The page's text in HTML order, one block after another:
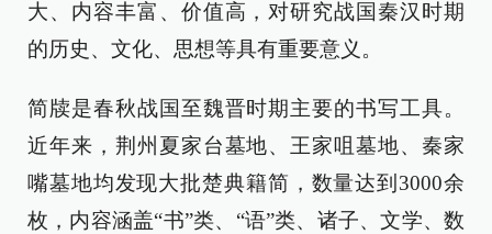
大、内容丰富、价值高，对研究战国秦汉时期
的历史、文化、思想等具有重要意义。
简牍是春秋战国至魏晋时期主要的书写工具。
近年来，荆州夏家台墓地、王家咀墓地、秦家
嘴墓地均发现大批楚典籍简，数量达到3000余
枚，内容涵盖“书”类、“语”类、诸子、文学、数